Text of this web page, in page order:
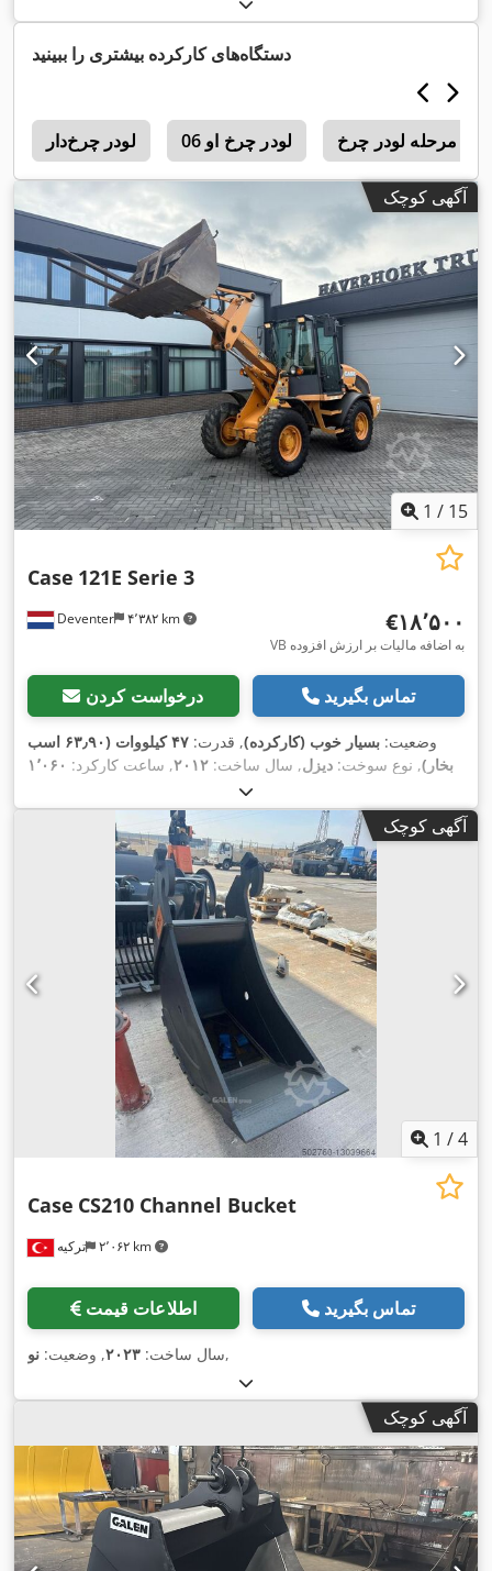
دستگاه‌های کارکرده بیشتری را ببینید
لودر چرخ‌دار لودر چرخ او 06
آگهی کوچک
1 / 15
Deventer ۴٬۳۸۲ km
Case 121E Serie 3
‎€۱۸٬۵۰۰
VB به اضافه مالیات بر ارزش افزوده
درخواست کردن تماس بگیرید
وضعیت: بسیار خوب (کارکرده), قدرت:
۴۷ کیلووات (۶۳٫۹۰ اسب
بخار), نوع سوخت: دیزل, سال ساخت: ۲۰۱۲, ساعت کارکرد: ۱٬۰۶۰
آگهی کوچک
1 /4
ترکیه ۲٬۰۶۲ km
Case CS210 Channel Bucket
اطلاعات قیمت تماس بگیرید
سال ساخت: ۲۰۲۳, وضعیت: نو ,
آگهی کوچک